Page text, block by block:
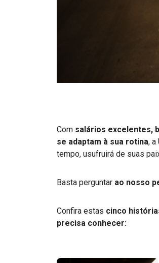
Com salários excelentes,
se adaptam à sua rotina, a
tempo, usufruirá de suas
Basta perguntar ao nosso
Confira estas cinco
precisa conhecer: